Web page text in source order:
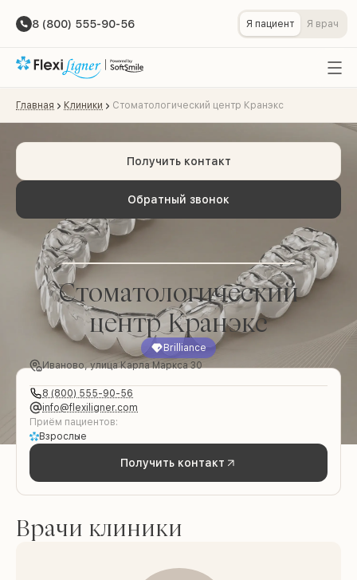
8 (800) 555-90-56 Я пациент Я врач
Главная Клиники Стоматологический центр Кранэкс
Обратный звонок
Получить контакт
Стоматологический
центр Кранэкс
Brilliance
Иваново, улица Карла Маркса 30
8 (800) 555-90-56
info@flexiligner.com
Приём пациентов:
Взрослые
Получить контакт
Врачи клиники